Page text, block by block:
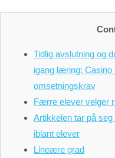
Tidlig avslutning og
igang læring: Casino
omsetningskrav
Færre elever velger
Artikkelen tar på
iblant elever
Lineære grad